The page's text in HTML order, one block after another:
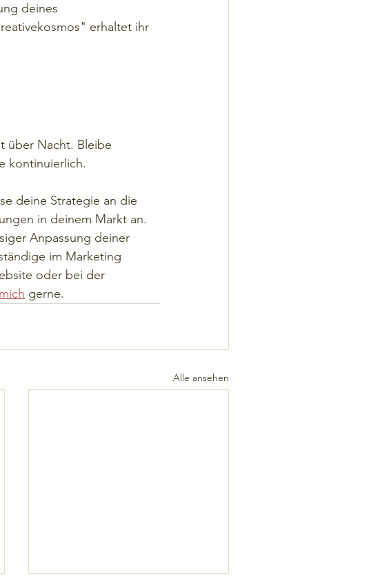
deines
erhaltet ihr
über Nacht. Bleibe
kontinuierlich.
deine Strategie an die
in deinem Markt an.
Anpassung deiner
im Marketing
oder bei der
gerne.
Alle ansehen